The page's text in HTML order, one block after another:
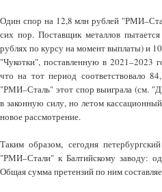
Один спор на 12,8 млн рублей
сих пор. Поставщик металлов
рублях по курсу на момент выплаты) и
"Чукотки", поставленную в
что на тот период соответствовало
"РМИ–Сталь" этот спор выиграла (см.
в законную силу, но летом
новое рассмотрение.
Таким образом, сегодня
"РМИ–Стали" к Балтийскому заводу:
Общая сумма претензий по ним